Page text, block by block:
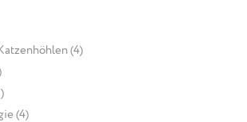
(4)
(4)